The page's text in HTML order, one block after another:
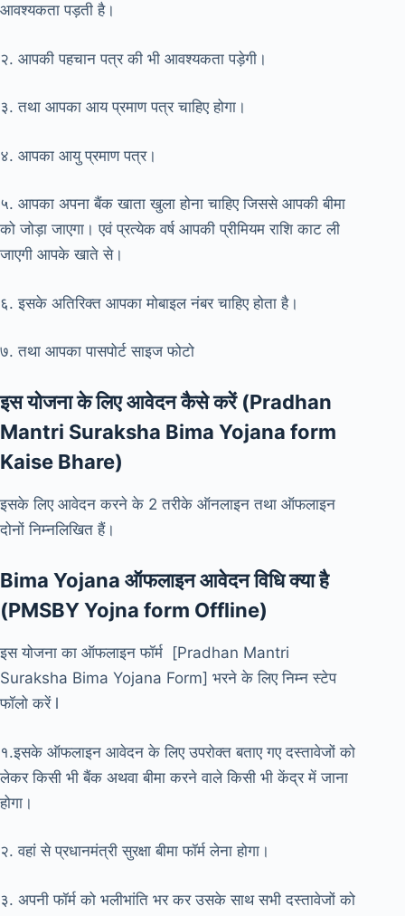
आवश्यकता पड़ती है।
२. आपकी पहचान पत्र की भी आवश्यकता पड़ेगी।
३. तथा आपका आय प्रमाण पत्र चाहिए होगा।
४. आपका आयु प्रमाण पत्र।
५. आपका अपना बैंक खाता खुला होना चाहिए जिससे आपकी बीमा
को जोड़ा जाएगा। एवं प्रत्येक वर्ष आपकी प्रीमियम राशि काट ली
जाएगी आपके खाते से।
६. इसके अतिरिक्त आपका मोबाइल नंबर चाहिए होता है।
७. तथा आपका पासपोर्ट साइज फोटो
इस योजना के लिए आवेदन कैसे करें (Pradhan
Mantri Suraksha Bima Yojana form
Kaise Bhare)
इसके लिए आवेदन करने के 2 तरीके ऑनलाइन तथा ऑफलाइन
दोनों निम्नलिखित हैं।
Bima Yojana ऑफलाइन आवेदन विधि क्या है
(PMSBY Yojna form Offline)
इस योजना का ऑफलाइन फॉर्म [Pradhan Mantri
Suraksha Bima Yojana Form] भरने के लिए निम्न स्टेप
फॉलो करें l
१.इसके ऑफलाइन आवेदन के लिए उपरोक्त बताए गए दस्तावेजों को
लेकर किसी भी बैंक अथवा बीमा करने वाले किसी भी केंद्र में जाना
होगा।
२. वहां से प्रधानमंत्री सुरक्षा बीमा फॉर्म लेना होगा।
३. अपनी फॉर्म को भलीभांति भर कर उसके साथ सभी दस्तावेजों को